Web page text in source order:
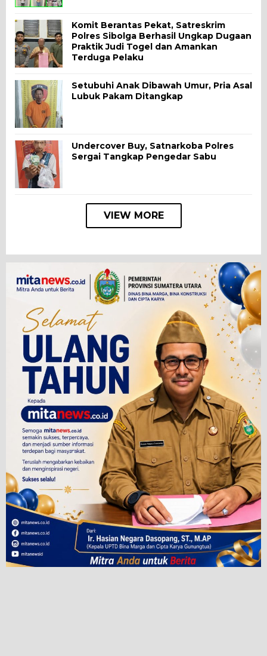
Komit Berantas Pekat, Satreskrim
Polres Sibolga Berhasil Ungkap Dugaan
Praktik Judi Togel dan Amankan
Terduga Pelaku
Setubuhi Anak Dibawah Umur, Pria Asal
Lubuk Pakam Ditangkap
Undercover Buy, Satnarkoba Polres
Sergai Tangkap Pengedar Sabu
VIEW MORE